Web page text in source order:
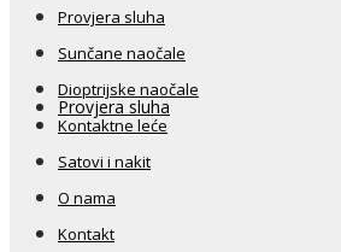
Provjera sluha
Provjera sluha
Sunčane naočale
Dioptrijske naočale
Kontaktne leće
Satovi i nakit
O nama
Kontakt